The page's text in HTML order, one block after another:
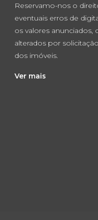
Reservamo-nos o
eventuais erros de
os valores anunciados,
alterados por
dos imóveis.
Ver mais